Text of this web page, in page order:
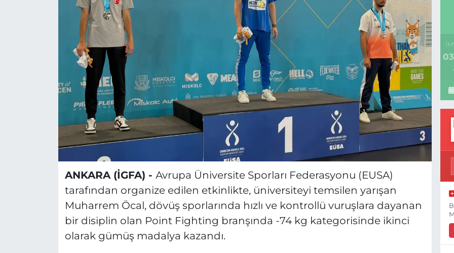
ANKARA (İGFA) - Avrupa Üniversite Sporları Federasyonu (EUSA)
tarafından organize edilen etkinlikte, üniversiteyi temsilen yarışan
Muharrem Öcal, dövüş sporlarında hızlı ve kontrollü vuruşlara dayanan
bir disiplin olan Point Fighting branşında -74 kg kategorisinde ikinci
olarak gümüş madalya kazandı.